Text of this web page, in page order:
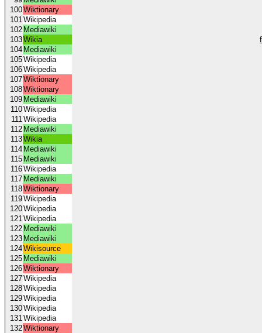
100Wiktionary
101Wikipedia
102 Mediawiki
103Wikia
104 Mediawiki
105Wikipedia
106Wikipedia
107Wiktionary
108Wiktionary
109 Mediawiki
110Wikipedia
111Wikipedia
112 Mediawiki
113Wikia
114 Mediawiki
115 Mediawiki
116Wikipedia
117 Mediawiki
118Wiktionary
119Wikipedia
120Wikipedia
121Wikipedia
122 Mediawiki
123 Mediawiki
124Wikisource
125 Mediawiki
126Wiktionary
127Wikipedia
128Wikipedia
129Wikipedia
130Wikipedia
131Wikipedia
132Wiktionary